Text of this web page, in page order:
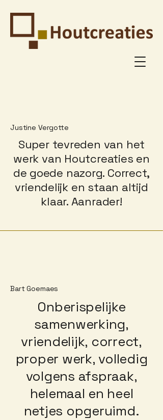
Justine Vergotte
Super tevreden van het
werk van Houtcreaties en
de goede nazorg. Correct,
vriendelijk en staan altijd
klaar. Aanrader!
Bart Goemaes
Onberispelijke
samenwerking,
vriendelijk, correct,
proper werk, volledig
volgens afspraak,
helemaal en heel
netjes opgeruimd.